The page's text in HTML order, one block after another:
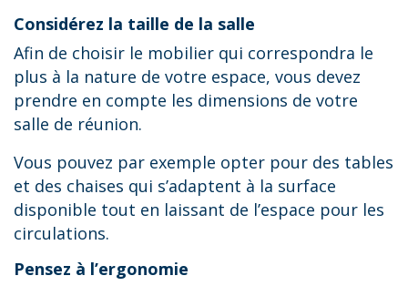
Considérez la taille de la salle
Afin de choisir le mobilier qui correspondra le
plus à la nature de votre espace, vous devez
prendre en compte les dimensions de votre
salle de réunion.
Vous pouvez par exemple opter pour des tables
et des chaises qui s’adaptent à la surface
disponible tout en laissant de l’espace pour les
circulations.
Pensez à l’ergonomie